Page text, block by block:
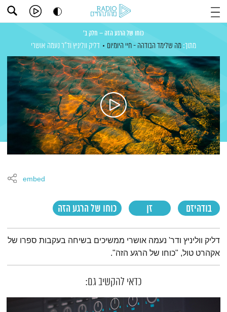
כוחו של הרגע הזה – חלק ב'
מתוך: מה שלימד הבודהה - חיי היומיום דליק ווליניץ וד"ר נעמה אושרי
בודהיזם זן כוחו של הרגע הזה
embed
תמצית הפודקאסט
דליק ווליניץ ודר' נעמה אושרי ממשיכים בשיחה בעקבות ספרו של
אקהרט טול, "כוחו של הרגע הזה".
כדאי להקשיב גם: